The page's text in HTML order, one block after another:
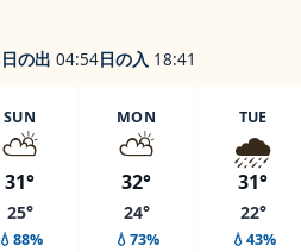
日の出 04:54日の入 18:41
SUN
⛅
31°
25°
💧88%
MON
⛅
32°
24°
💧73%
TUE
🌧️
31°
22°
💧43%